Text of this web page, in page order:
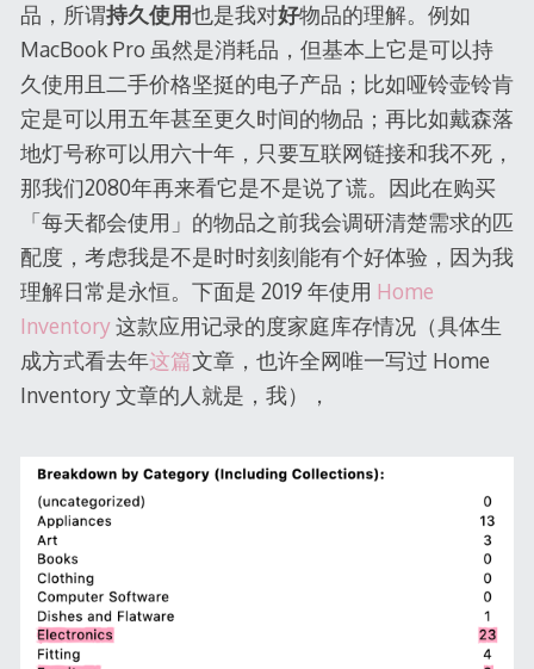
品，所谓持久使用也是我对好物品的理解。例如
MacBook Pro 虽然是消耗品，但基本上它是可以持
久使用且二手价格坚挺的电子产品；比如哑铃壶铃肯
定是可以用五年甚至更久时间的物品；再比如戴森落
地灯号称可以用六十年，只要互联网链接和我不死，
那我们2080年再来看它是不是说了谎。因此在购买
「每天都会使用」的物品之前我会调研清楚需求的匹
配度，考虑我是不是时时刻刻能有个好体验，因为我
理解日常是永恒。下面是 2019 年使用 Home
Inventory这款应用记录的度家庭库存情况（具体生
成方式看去年这篇文章，也许全网唯一写过 Home
Inventory 文章的人就是，我），